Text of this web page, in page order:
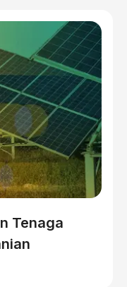
Tenaga